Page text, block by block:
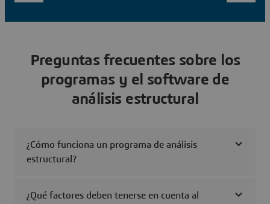
Preguntas frecuentes sobre los
programas y el software de
análisis estructural
¿Cómo funciona un programa de análisis
estructural?
¿Qué factores deben tenerse en cuenta al